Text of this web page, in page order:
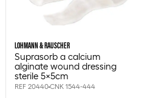
LOHMANN & RAUSCHER
Suprasorb a calcium
alginate wound dressing
sterile 5x5cm
REF 20440CNK 1544-444